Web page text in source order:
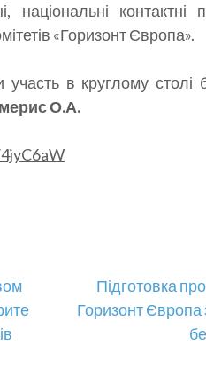
«Горизонт Європа».
в круглому столі
О.А.
Підготовка
Горизонт